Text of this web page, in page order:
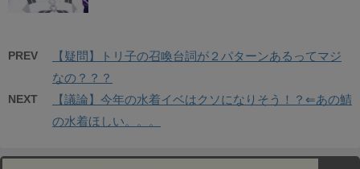
PREV
【疑問】トリ子の召喚台詞が２パターンあるってマジ
なの？？？
NEXT
【議論】今年の水着イベはクソになりそう！？⇐あの鯖
の水着ほしい。。。